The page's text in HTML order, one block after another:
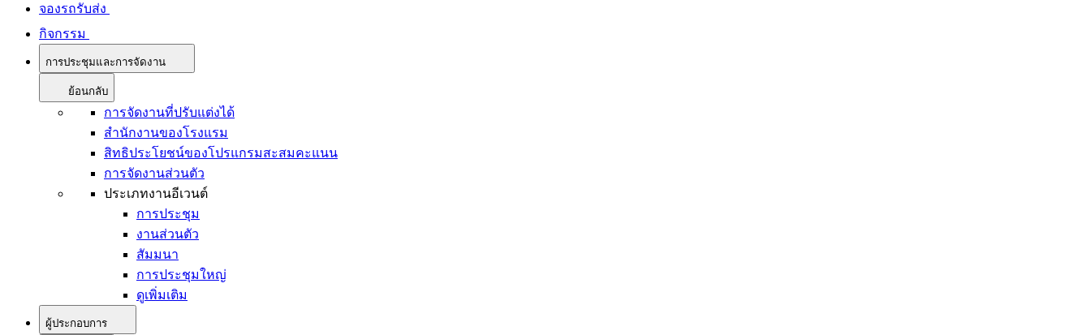
จองรถรับส่ง
กิจกรรม
การประชุมและการจัดงาน
ย้อนกลับ
การจัดงานที่ปรับแต่งได้
สำนักงานของโรงแรม
สิทธิประโยชน์ของโปรแกรมสะสมคะแนน
การจัดงานส่วนตัว
ประเภทงานอีเวนต์
การประชุม
งานส่วนตัว
สัมมนา
การประชุมใหญ่
ดูเพิ่มเติม
ผู้ประกอบการ